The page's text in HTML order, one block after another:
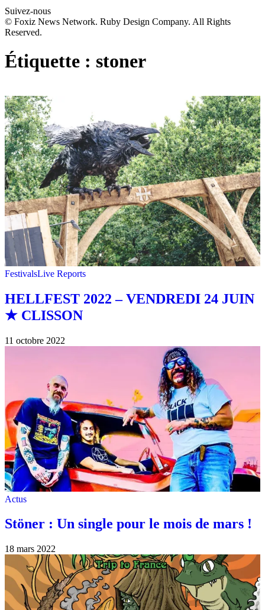
Suivez-nous
© Foxiz News Network. Ruby Design Company. All Rights
Reserved.
Étiquette : stoner
FestivalsLive Reports
HELLFEST 2022 – VENDREDI 24 JUIN
★ CLISSON
11 octobre 2022
Actus
Stöner : Un single pour le mois de mars !
18 mars 2022